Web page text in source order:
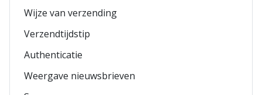
Wijze van verzending
Verzendtijdstip
Authenticatie
Weergave nieuwsbrieven